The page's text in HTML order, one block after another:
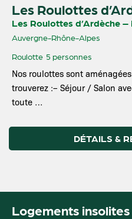
Les Roulottes
Les Roulottes d’Ardèche –
Auvergne-Rhône-Alpes
Roulotte 5 personnes
Nos roulottes sont
trouverez :– Séjour / Salon
toute …
DÉTAILS &
Logements insolites